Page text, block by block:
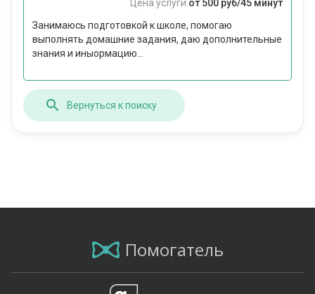
Цена услуги:от 500 руб/45 минут
Занимаюсь подготовкой к школе, помогаю
выполнять домашние задания, даю дополнительные
знания и иныормацию...
Вернуться к поиску
Помогатель